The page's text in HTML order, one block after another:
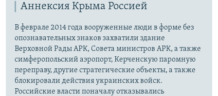
Аннексия Крыма Россией
В феврале 2014 года вооруженные люди в форме без
опознавательных знаков захватили здание
Верховной Рады АРК, Совета министров АРК, а также
симферопольский аэропорт, Керченскую паромную
переправу, другие стратегические объекты, а также
блокировали действия украинских войск.
Российские власти поначалу отказывались